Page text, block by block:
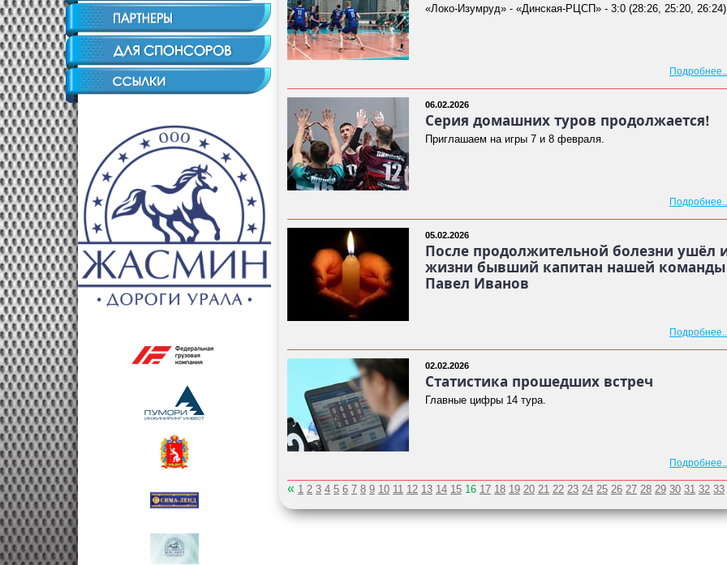
«Локо-Изумруд» - «Динская-РЦСП» - 3:0 (28:26, 25:20, 26:24)
06.02.2026
Серия домашних туров продолжается!
Приглашаем на игры 7 и 8 февраля.
05.02.2026
После продолжительной болезни ушёл
жизни бывший капитан нашей команды
Павел Иванов
02.02.2026
Статистика прошедших встреч
Главные цифры 14 тура.
« 1 2 3 4 5 6 7 8 9 10 11 12 13 14 15 16 17 18 19 20 21 22 23 24 25 26 27 28 29 30 31 32 33